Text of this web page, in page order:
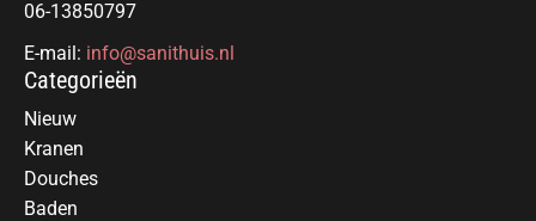
06-13850797
E-mail: info@sanithuis.nl
Categorieën
Nieuw
Kranen
Douches
Baden